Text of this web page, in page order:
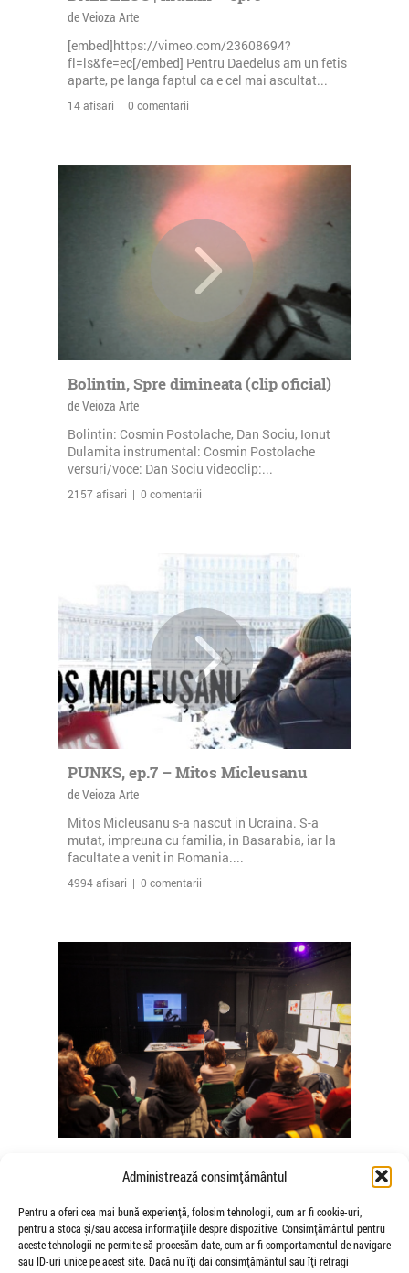
Administrează consimțământul
Pentru a oferi cea mai bună experiență, folosim tehnologii, cum ar fi cookie-uri,
pentru a stoca și/sau accesa informațiile despre dispozitive. Consimțământul pentru
aceste tehnologii ne permite să procesăm date, cum ar fi comportamentul de navigare
sau ID-uri unice pe acest site. Dacă nu îți dai consimțământul sau îți retragi
de Veioza Arte
[embed]https://vimeo.com/23608694?
fl=ls&fe=ec[/embed] Pentru Daedelus am un fetis
aparte, pe langa faptul ca e cel mai ascultat...
14 afisari | 0 comentarii
Bolintin, Spre dimineata (clip oficial)
de Veioza Arte
Bolintin: Cosmin Postolache, Dan Sociu, Ionut
Dulamita instrumental: Cosmin Postolache
versuri/voce: Dan Sociu videoclip:...
2157 afisari | 0 comentarii
PUNKS, ep.7 – Mitos Micleusanu
de Veioza Arte
Mitos Micleusanu s-a nascut in Ucraina. S-a
mutat, impreuna cu familia, in Basarabia, iar la
facultate a venit in Romania....
4994 afisari | 0 comentarii
Somatice susținute de coregrafele
Mădălina Dan și Valentina De Piante
Niculae
de Veioza Arte